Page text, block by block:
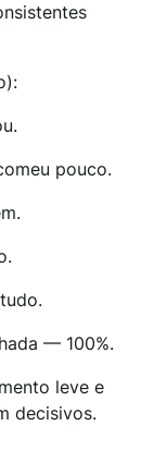
pouco.
— 100%.
leve e
decisivos.